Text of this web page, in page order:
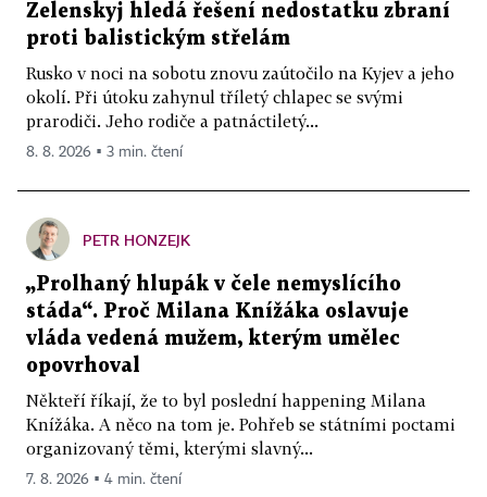
Zelenskyj hledá řešení nedostatku zbraní
proti balistickým střelám
Rusko v noci na sobotu znovu zaútočilo na Kyjev a jeho
okolí. Při útoku zahynul tříletý chlapec se svými
prarodiči. Jeho rodiče a patnáctiletý...
8. 8. 2026 ▪ 3 min. čtení
PETR HONZEJK
„Prolhaný hlupák v čele nemyslícího
stáda“. Proč Milana Knížáka oslavuje
vláda vedená mužem, kterým umělec
opovrhoval
Někteří říkají, že to byl poslední happening Milana
Knížáka. A něco na tom je. Pohřeb se státními poctami
organizovaný těmi, kterými slavný...
7. 8. 2026 ▪ 4 min. čtení